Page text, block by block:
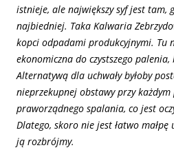
istnieje, ale największy syf jest tam,
najbiedniej. Taka Kalwaria
kopci odpadami produkcyjnymi. Tu
ekonomiczna do czystszego
Alternatywą dla uchwały byłoby
nieprzekupnej obstawy przy
praworządnego spalania, co jest
Dlatego, skoro nie jest łatwo małpę
ją rozbrójmy.